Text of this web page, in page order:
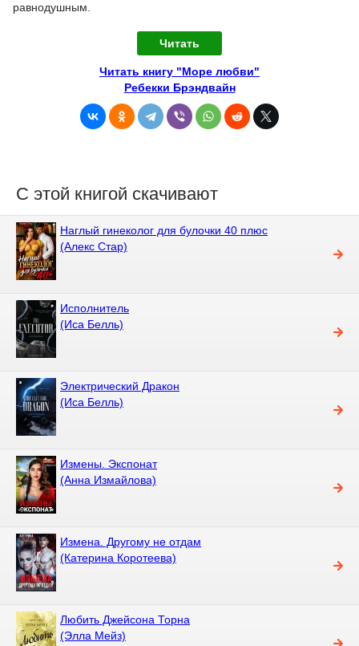
равнодушным.
Читать
Читать книгу "Море любви"
Ребекки Брэндвайн
С этой книгой скачивают
Наглый гинеколог для булочки 40 плюс
(Алекс Стар)
Исполнитель
(Иса Белль)
Электрический Дракон
(Иса Белль)
Измены. Экспонат
(Анна Измайлова)
Измена. Другому не отдам
(Катерина Коротеева)
Любить Джейсона Торна
(Элла Мейз)